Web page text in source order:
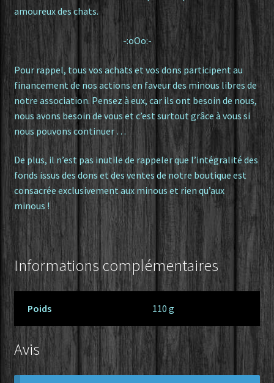
amoureux des chats.
-:oOo:-
Pour rappel, tous vos achats et vos dons participent au
financement de nos actions en faveur des minous libres de
notre association. Pensez à eux, car ils ont besoin de nous,
nous avons besoin de vous et c’est surtout grâce à vous si
nous pouvons continuer …
De plus, il n’est pas inutile de rappeler que l’intégralité des
fonds issus des dons et des ventes de notre boutique est
consacrée exclusivement aux minous et rien qu’aux
minous !
Informations complémentaires
Poids 110 g
Avis